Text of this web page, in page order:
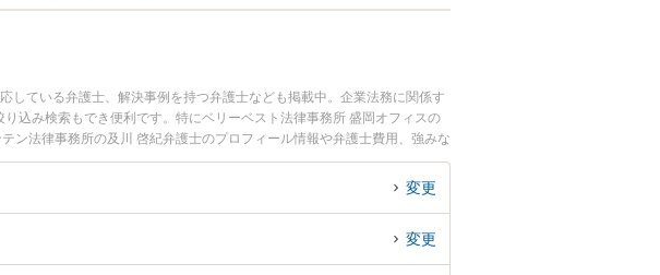
ている弁護士、解決事例を持つ弁護士なども掲載中。企業法務に関係す
込み検索もでき便利です。特にベリーベスト法律事務所 盛岡オフィスの
ン法律事務所の及川 啓紀弁護士のプロフィール情報や弁護士費用、強みな
に相談したい』『不動産・建設業界のトラブル解決の実績豊富な近くの弁
たい』などでお困りの相談者さんにおすすめです。
変更
変更